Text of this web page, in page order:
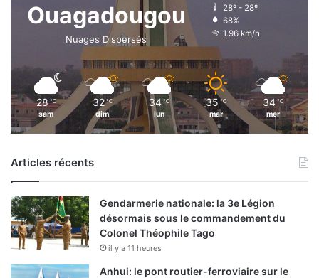
Ouagadougou
Nuages Dispersés
28º - 28º
68%
1.96 km/h
28 ℃
sam
32 ℃
dim
34 ℃
lun
35 ℃
mar
34 ℃
mer
Articles récents
Gendarmerie nationale: la 3e Légion
désormais sous le commandement du
Colonel Théophile Tago
il y a 11 heures
Anhui: le pont routier-ferroviaire sur le